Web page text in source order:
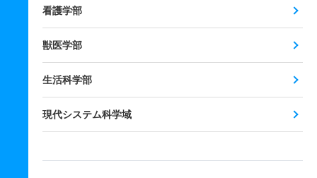
看護学部
獣医学部
生活科学部
現代システム科学域